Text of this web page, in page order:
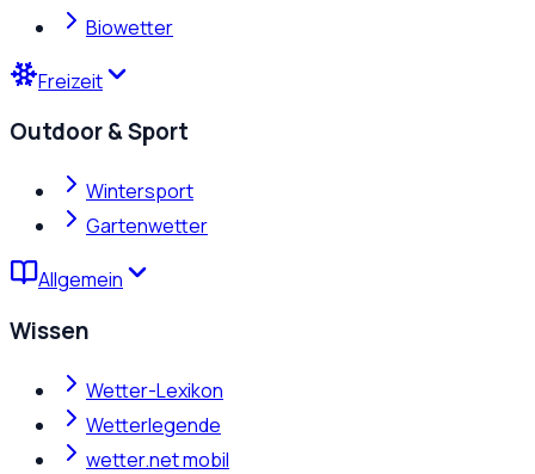
Biowetter
Freizeit
Outdoor & Sport
Wintersport
Gartenwetter
Allgemein
Wissen
Wetter-Lexikon
Wetterlegende
wetter.net mobil